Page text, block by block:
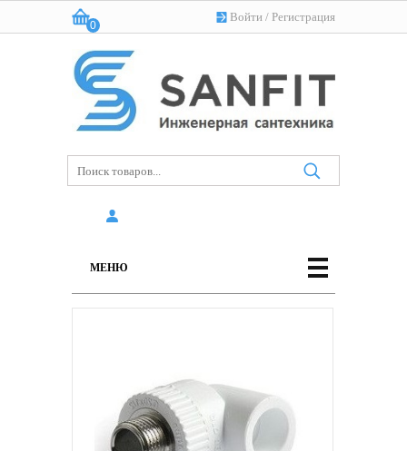
Войти / Регистрация
Корзина:
0
(пусто)
МЕНЮ